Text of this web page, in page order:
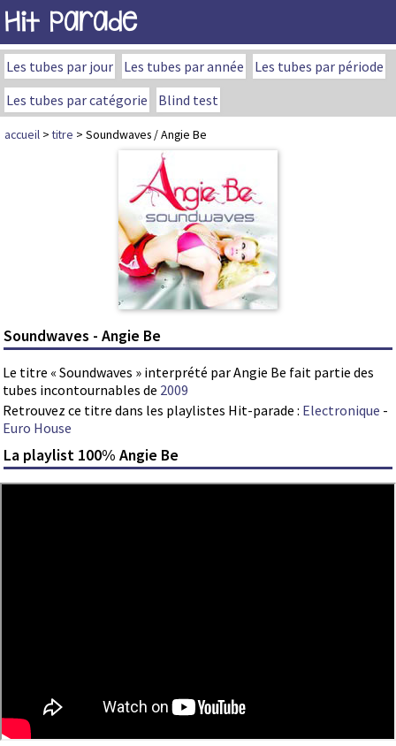
Hit Parade
Les tubes par jour Les tubes par année
Les tubes par période
Les tubes par catégorie
Blind test
accueil >titre > Soundwaves / Angie Be
Soundwaves - Angie Be
Le titre « Soundwaves » interprété par Angie Be fait partie des
tubes incontournables de 2009
Retrouvez ce titre dans les playlistes Hit-parade : Electronique -
Euro House
La playlist 100% Angie Be